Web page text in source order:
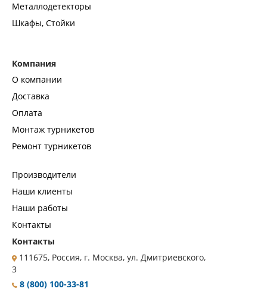
Металлодетекторы
Шкафы, Стойки
Компания
О компании
Доставка
Оплата
Монтаж турникетов
Ремонт турникетов
Производители
Наши клиенты
Наши работы
Контакты
Контакты
111675, Россия, г. Москва, ул. Дмитриевского,
3
8 (800) 100-33-81